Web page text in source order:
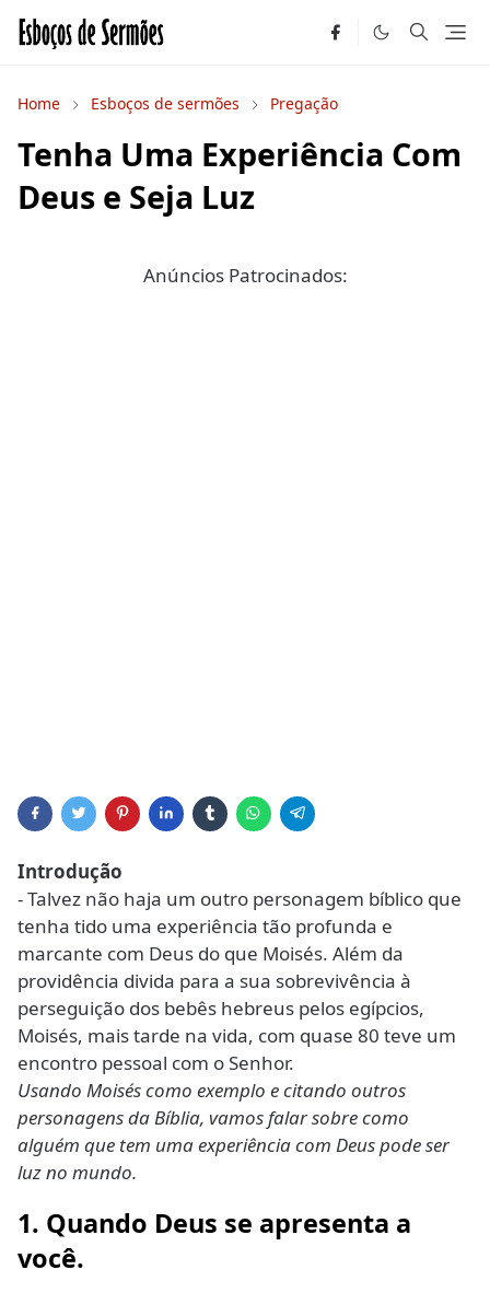
Home Esboços de sermões Pregação
Tenha Uma Experiência Com
Deus e Seja Luz
Anúncios Patrocinados:
Introdução
- Talvez não haja um outro personagem bíblico que
tenha tido uma experiência tão profunda e
marcante com Deus do que Moisés. Além da
providência divida para a sua sobrevivência à
perseguição dos bebês hebreus pelos egípcios,
Moisés, mais tarde na vida, com quase 80 teve um
encontro pessoal com o Senhor.
Usando Moisés como exemplo e citando outros
personagens da Bíblia, vamos falar sobre como
alguém que tem uma experiência com Deus pode ser
luz no mundo.
1. Quando Deus se apresenta a
você.